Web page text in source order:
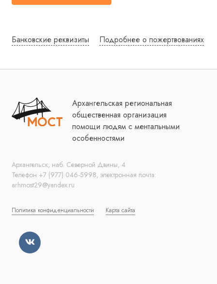
Банковские реквизиты Подробнее о пожертвованиях
Архангельская региональная
общественная организация
помощи людям с ментальными
особенностями
Архангельск, наб. Северной Двины, 4
Телефон +7 (977) 046-5998, электронная почта:
arhmost29@yandex.ru
Политика конфиденциальности Карта сайта